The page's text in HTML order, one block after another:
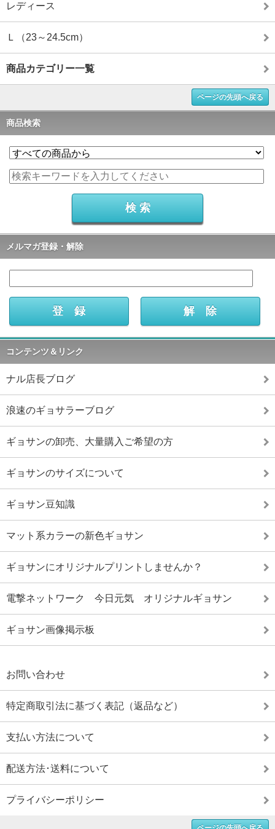
レディース
Ｌ（23～24.5cm）
商品カテゴリー一覧
ページの先頭へ戻る
商品検索
メルマガ登録・解除
コンテンツ＆リンク
ナル店長ブログ
浪速のギョサラーブログ
ギョサンの卸売、大量購入ご希望の方
ギョサンのサイズについて
ギョサン豆知識
マット系カラーの新色ギョサン
ギョサンにオリジナルプリントしませんか？
電撃ネットワーク 今日元気 オリジナルギョサン
ギョサン画像掲示板
お問い合わせ
特定商取引法に基づく表記（返品など）
支払い方法について
配送方法･送料について
プライバシーポリシー